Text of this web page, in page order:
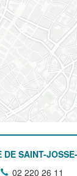
SAINT-
02 220 26 11